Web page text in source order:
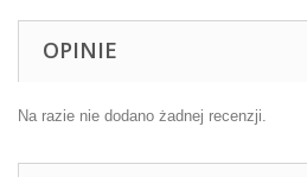
OPINIE
Na razie nie dodano żadnej recenzji.